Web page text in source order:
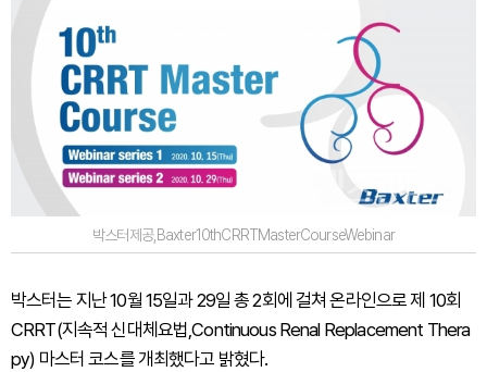
박스터제공,Baxter10thCRRTMasterCourseWebinar
박스터는 지난 10월 15일과 29일 총 2회에 걸쳐 온라인으로 제 10회
CRRT(지속적 신대체요법,Continuous Renal Replacement Thera
py) 마스터 코스를 개최했다고 밝혔다.